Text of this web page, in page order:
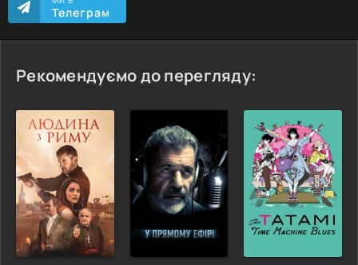
Телеграм
Рекомендуємо до перегляду: